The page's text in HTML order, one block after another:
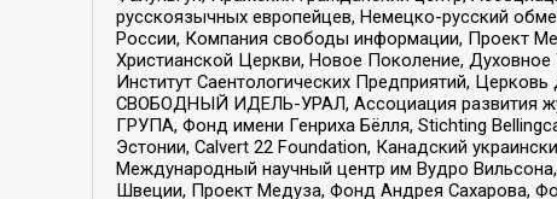
русскоязычных европейцев, Немецко-русский
России, Компания свободы информации, Проект
Христианской Церкви, Новое Поколение,
Институт Саентологических Предприятий,
СВОБОДНЫЙ ИДЕЛЬ-УРАЛ, Ассоциация развития
ГРУПА, Фонд имени Генриха Бёлля, Stichting
Эстонии, Calvert 22 Foundation, Канадский
Международный научный центр им Вудро
Швеции, Проект Медуза, Фонд Андрея Сахарова,